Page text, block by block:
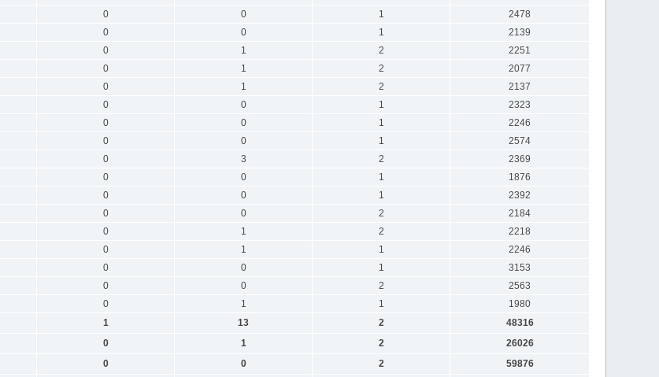
0 0 1
2478
0 0 1
2139
0 1 2
2251
0 1 2
2077
0 1 2
2137
0 0 1
2323
0 0 1
2246
0 0 1
2574
0 3 2
2369
0 0 1
1876
0 0 1
2392
0 0 2
2184
0 1 2
2218
0 1 1
2246
0 0 1
3153
0 0 2
2563
0 1 1
1980
1 13 2
48316
0 1 2
26026
0 0 2
59876